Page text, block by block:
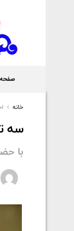
خانه
سه
با